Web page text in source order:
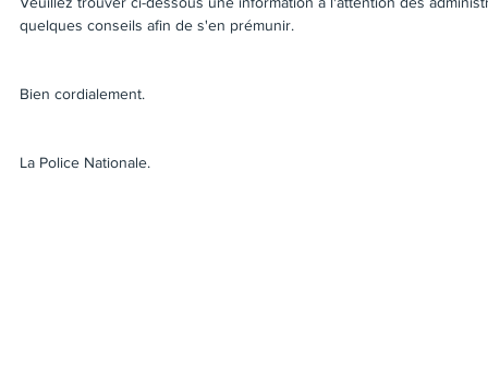
quelques conseils afin de s'en prémunir.
Bien cordialement.
La Police Nationale.